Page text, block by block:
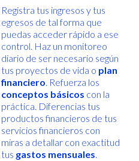
Registra tus ingresos y tus
egresos de tal forma que
puedas acceder rápido a ese
control. Haz un monitoreo
diario de ser necesario según
tus proyectos de vida o plan
financiero. Refuerza los
conceptos básicos con la
práctica. Diferencias tus
productos financieros de tus
servicios financieros con
miras a detallar con exactitud
tus gastos mensuales.